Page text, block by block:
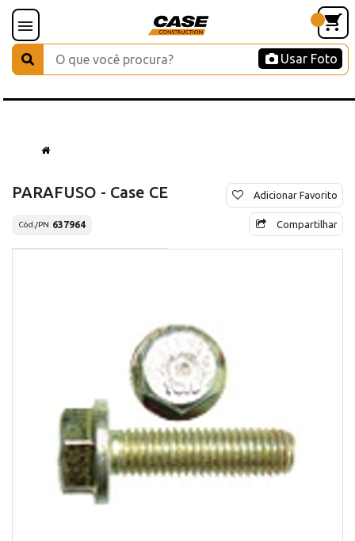
Usar Foto
PARAFUSO - Case CE
Cód./PN 637964
Adicionar Favorito
Compartilhar